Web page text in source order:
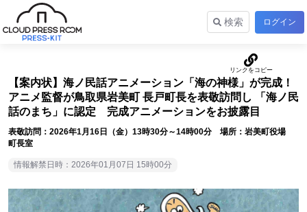
検索 ログイン
【案内状】海ノ民話アニメーション「海の神様」が完成！
アニメ監督が鳥取県岩美町 長戸町長を表敬訪問し 「海ノ民
話のまち」に認定 完成アニメーションをお披露目
表敬訪問：2026年1月16日（金）13時30分～14時00分 場所：岩美町役場
町長室
情報解禁日時：2026年01月07日 15時00分